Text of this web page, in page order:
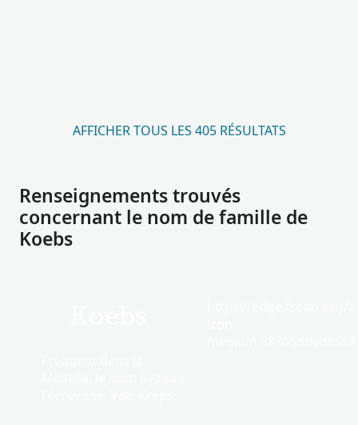
AFFICHER TOUS LES 405 RÉSULTATS
Renseignements trouvés
concernant le nom de famille de
Koebs